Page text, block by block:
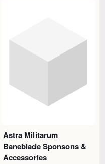
Astra Militarum
Baneblade Sponsons &
Accessories